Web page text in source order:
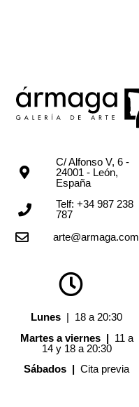
C/ Alfonso V, 6 -
24001 - León,
España
Telf: +34 987 238
787
arte@armaga.com
Lunes | 18 a 20:30
Martes a viernes | 11 a
14 y 18 a 20:30
Sábados |Cita previa